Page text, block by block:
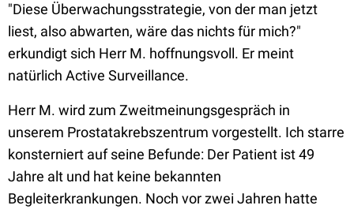
"Diese Überwachungsstrategie, von der man jetzt
liest, also abwarten, wäre das nichts für mich?"
erkundigt sich Herr M. hoffnungsvoll. Er meint
natürlich Active Surveillance.
Herr M. wird zum Zweitmeinungsgespräch in
unserem Prostatakrebszentrum vorgestellt. Ich starre
konsterniert auf seine Befunde: Der Patient ist 49
Jahre alt und hat keine bekannten
Begleiterkrankungen. Noch vor zwei Jahren hatte